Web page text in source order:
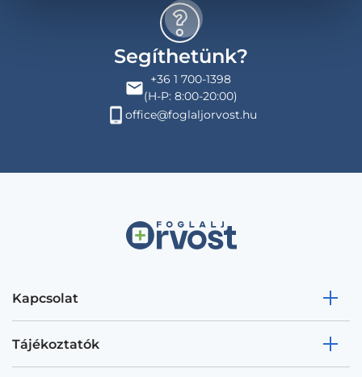
Segíthetünk?
+36 1 700-1398
(H-P: 8:00-20:00)
office@foglaljorvost.hu
Kapcsolat
Tájékoztatók